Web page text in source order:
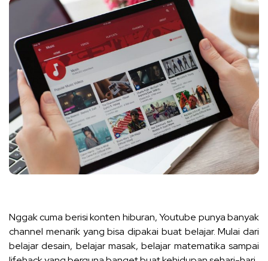
Nggak cuma berisi konten hiburan, Youtube punya banyak
channel menarik yang bisa dipakai buat belajar. Mulai dari
belajar desain, belajar masak, belajar matematika sampai